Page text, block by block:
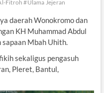
Fitroh #Ulama Jejeran
daerah Wonokromo dan
KH Muhammad Abdul
Mbah Uhith.
sekaligus pengasuh
Pleret, Bantul,